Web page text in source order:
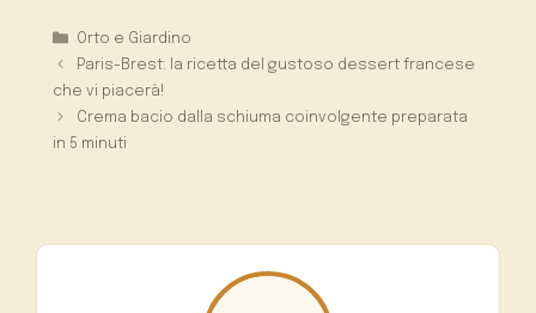
Categorie
Orto e Giardino
Paris-Brest: la ricetta del gustoso dessert francese
che vi piacerà!
Crema bacio dalla schiuma coinvolgente preparata
in 5 minuti